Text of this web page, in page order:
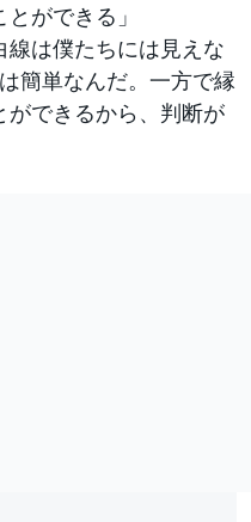
ができる」
線は僕たちには見えな
簡単なんだ。一方で縁
ができるから、判断が